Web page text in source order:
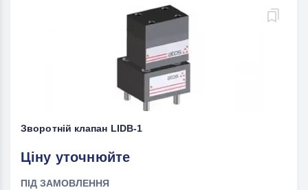
Зворотній клапан LIDВ-1
Ціну уточнюйте
ПІД ЗАМОВЛЕННЯ